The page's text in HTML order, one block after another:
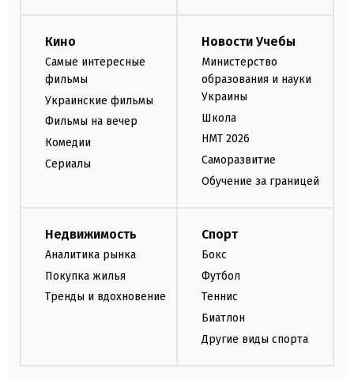
Кино
Самые интересные
фильмы
Украинские фильмы
Фильмы на вечер
Комедии
Сериалы
Новости Учебы
Министерство
образования и науки
Украины
Школа
НМТ 2026
Саморазвитие
Обучение за границей
Недвижимость
Аналитика рынка
Покупка жилья
Тренды и вдохновение
Спорт
Бокс
Футбол
Теннис
Биатлон
Другие виды спорта